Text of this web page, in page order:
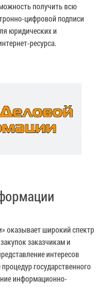
получить всю
цифровой подписи
юридических и
ресурса.
оказывает широкий спектр
заказчикам и
интересов
государственного
информационно-